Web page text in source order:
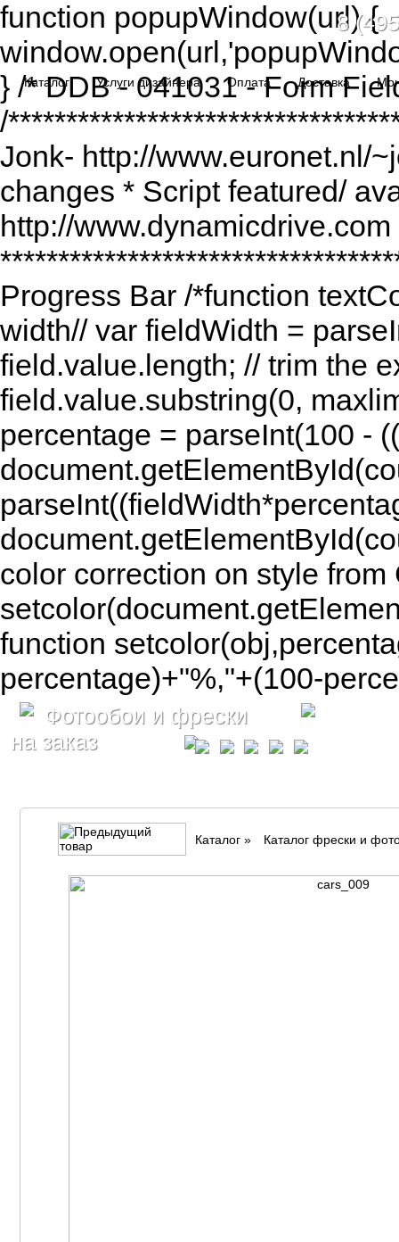
function popupWindow(url) {
} /* DDB - 041031 - Form
/
Jonk- http://www.euronet.nl/
changes * Script featured/
http://
Progress Bar /*function
width// var fieldWidth =
field.value.length; // trim the
field.value.substring(0,
percentage = parseInt(100 -
color correction on style
function
percentage)+"%,"+(100-
Фотообои и фрески
на заказ
8
Каталог Услуги дизайнера Оплата Доставка
Каталог» Каталог фрески и